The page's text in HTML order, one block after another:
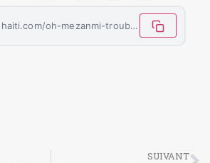
https://letemoinhaiti.com/oh-mezanmi-trouble-boy-depeint-la-desillusion-americaine-des-migrants-haitiens/
SUIVANT